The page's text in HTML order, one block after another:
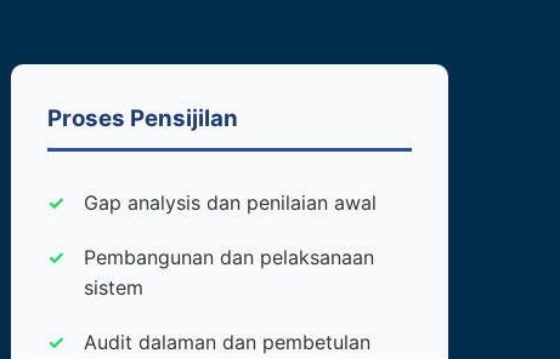
Proses Pensijilan
Gap analysis dan penilaian awal
Pembangunan dan pelaksanaan
sistem
Audit dalaman dan pembetulan